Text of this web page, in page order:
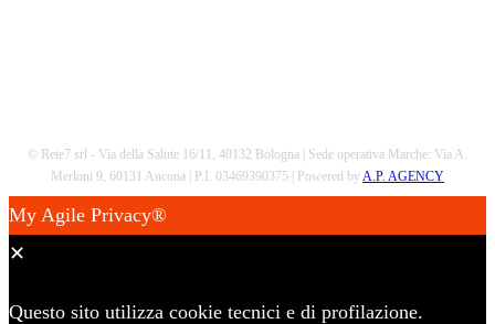
© Rete7 srl - Via della Salute 16/11, 40132 Bologna | Sede operativa Marche: Via A.
Merloni 9, 60131 Ancona | P.I. 03469390375 | Powered by A.P. AGENCY
My Agile Privacy®
✕
Questo sito utilizza cookie tecnici e di profilazione.